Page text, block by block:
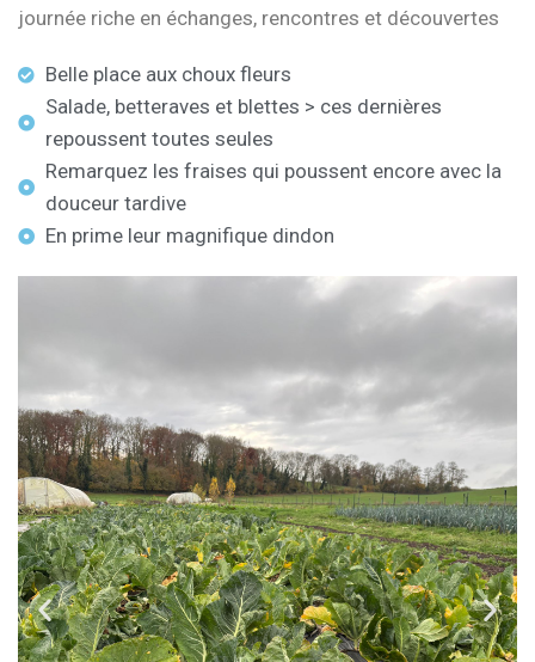
journée riche en échanges, rencontres et découvertes
Belle place aux choux fleurs
Salade, betteraves et blettes > ces dernières
repoussent toutes seules
Remarquez les fraises qui poussent encore avec la
douceur tardive
En prime leur magnifique dindon